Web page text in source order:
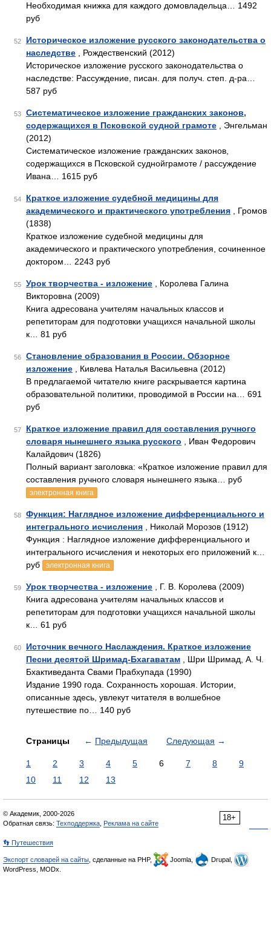
Необходимая книжка для каждого домовладельца… 1492
руб
52
Историческое изложение русского законодательства о
наследстве , Рождественский (2012)
Историческое изложение русского законодательства о
наследстве: Рассуждение, писан. для получ. степ. д-ра…
587 руб
53
Систематическое изложение гражданских законов,
содержащихся в Псковской судной грамоте , Энгельман
(2012)
Систематическое изложение гражданских законов,
содержащихся в Псковской суднойграмоте / рассуждение
Ивана… 1615 руб
54
Краткое изложение судебной медицины для
академического и практического употребления , Громов
(1838)
Краткое изложение судебной медицины для
академического и практического употребления, сочиненное
доктором… 2243 руб
55 Урок творчества - изложение , Королева Галина
Викторовна (2009)
Книга адресована учителям начальных классов и
репетиторам для подготовки учащихся начальной школы
к… 81 руб
56
Становление образования в России. Обзорное
изложение , Кивлева Наталья Васильевна (2012)
В предлагаемой читателю книге раскрывается картина
образовательной политики, проводимой в России на… 691
руб
57
Краткое изложение правил для составления ручного
словаря нынешнего языка русского , Иван Федорович
Калайдович (1826)
Полный вариант заголовка: «Краткое изложение правил для
составления ручного словаря нынешнего языка… руб
электронная книга
58
Функция: Наглядное изложение дифференциального и
интегрального исчисления , Николай Морозов (1912)
Функция : Наглядное изложение дифференциального и
интегрального исчисления и некоторых его приложений к…
руб
электронная книга
59 Урок творчества - изложение , Г. В. Королева (2009)
Книга адресована учителям начальных классов и
репетиторам для подготовки учащихся начальной школы
к… 61 руб
60
Источник вечного Наслаждения. Краткое изложение
Песни десятой Шримад-Бхагаватам , Шри Шримад, А. Ч.
Бхактиведанта Свами Прабхупада (1990)
Издание 1990 года. Сохранность хорошая. Истории,
описанные здесь, увлекут читателя в волшебное
путешествие по… 140 руб
Страницы ← Предыдущая Следующая →
1 2 3 4 5 6 7 8
9
10
11 12 13
18+
© Академик, 2000-2026
Обратная связь: Техподдержка Реклама на сайте
👣 Путешествия
Экспорт словарей на сайты , сделанные на PHP, Joomla,
Drupal,
WordPress, MODx.